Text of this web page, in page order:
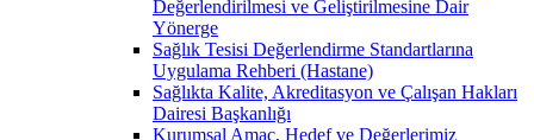
Değerlendirilmesi ve Geliştirilmesine Dair
Yönerge
Sağlık Tesisi Değerlendirme Standartlarına
Uygulama Rehberi (Hastane)
Sağlıkta Kalite, Akreditasyon ve Çalışan Hakları
Dairesi Başkanlığı
Kurumsal Amaç, Hedef ve Değerlerimiz